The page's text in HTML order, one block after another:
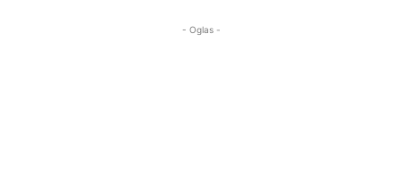
- Oglas -